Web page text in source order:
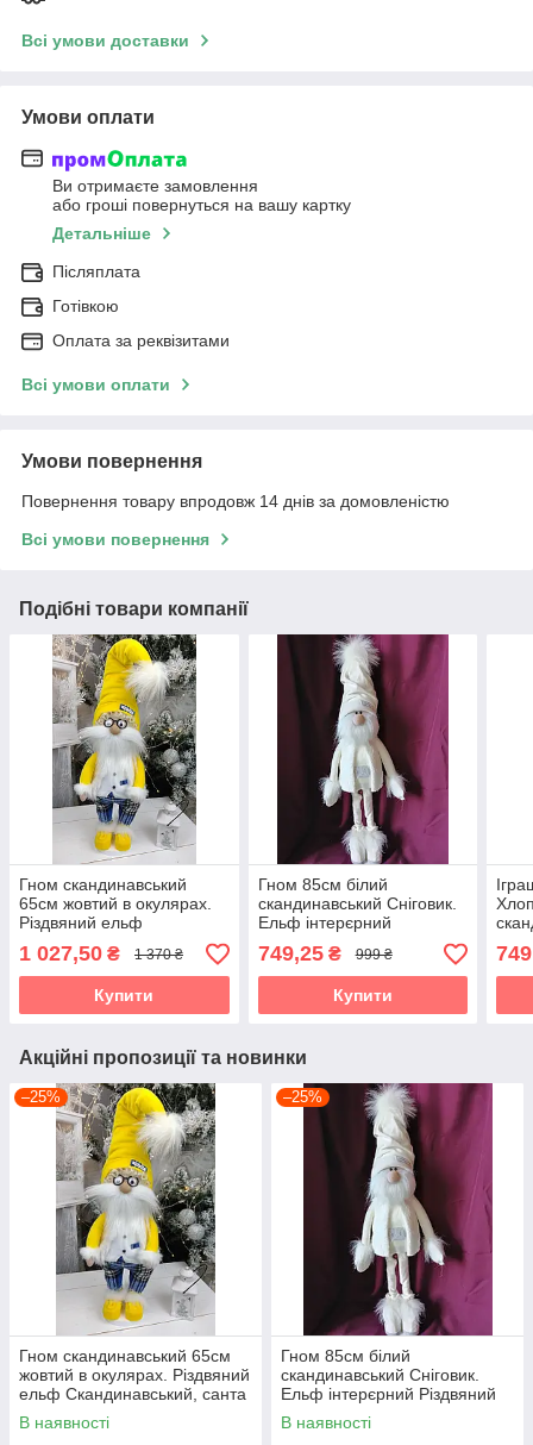
Всі умови доставки
Умови оплати
Ви отримаєте замовлення
або гроші повернуться на вашу картку
Детальніше
Післяплата
Готівкою
Оплата за реквізитами
Всі умови оплати
Умови повернення
Повернення товару впродовж 14 днів за домовленістю
Всі умови повернення
Подібні товари компанії
Гном скандинавський
65см жовтий в окулярах.
Різдвяний ельф
клаус новорічний, іграшка
м'ягка
1 027,50 ₴ 1 370 ₴
Купити
Гном 85см білий
скандинавський Сніговик.
Ельф інтерєрний
клаус новорічний, іграшка
м'ягка
749,25₴ 999 ₴
Купити
Акційні пропозиції та новинки
–25%
Гном скандинавський 65см
жовтий в окулярах. Різдвяний
ельф Скандинавський, санта
клаус новорічний, іграшка
м'ягка
В наявності
–25%
Гном 85см білий
скандинавський Сніговик.
Ельф інтерєрний Різдвяний
ельф, санта клаус
новорічний, іграшка м'ягка
В наявності